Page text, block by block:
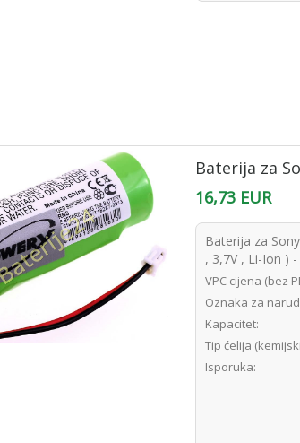
Baterija za
16,73 EUR
Baterija za
, 3,7V , Li-Ion ) -
VPC cijena (bez
Oznaka za
Kapacitet:
Tip ćelija
Isporuka: